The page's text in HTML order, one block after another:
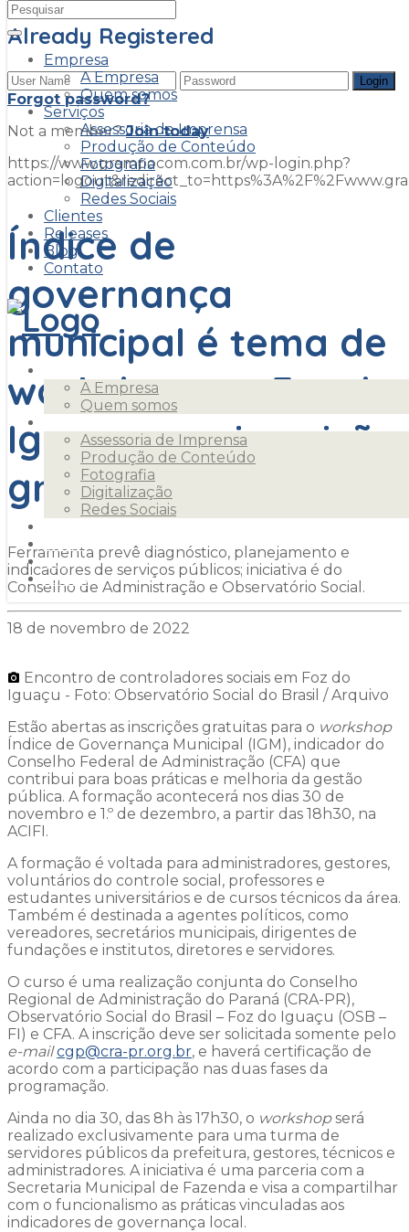
Empresa
A Empresa
Quem somos
Serviços
Assessoria de Imprensa
Produção de Conteúdo
Fotografia
Digitalização
Redes Sociais
Clientes
Releases
Blog
Contato
A Empresa
Quem somos
Assessoria de Imprensa
Produção de Conteúdo
Fotografia
Digitalização
Redes Sociais
Releases
Blog
Contato
Already Registered
Forgot password?
Not a member?Join today
https://www.grampocom.com.br/wp-login.php?
Índice de
governança
municipal é tema de
workshop em Foz do
Iguaçu com inscrição
gratuita
Ferramenta prevê diagnóstico, planejamento e
indicadores de serviços públicos; iniciativa é do
Conselho de Administração e Observatório Social.
18 de novembro de 2022
Encontro de controladores sociais em Foz do
Iguaçu - Foto: Observatório Social do Brasil / Arquivo
Estão abertas as inscrições gratuitas para o workshop
Índice de Governança Municipal (IGM), indicador do
Conselho Federal de Administração (CFA) que
contribui para boas práticas e melhoria da gestão
pública. A formação acontecerá nos dias 30 de
novembro e 1.º de dezembro, a partir das 18h30, na
ACIFI.
A formação é voltada para administradores, gestores,
voluntários do controle social, professores e
estudantes universitários e de cursos técnicos da área.
Também é destinada a agentes políticos, como
vereadores, secretários municipais, dirigentes de
fundações e institutos, diretores e servidores.
O curso é uma realização conjunta do Conselho
Regional de Administração do Paraná (CRA-PR),
Observatório Social do Brasil – Foz do Iguaçu (OSB –
FI) e CFA. A inscrição deve ser solicitada somente pelo
e-mail cgp@cra-pr.org.br, e haverá certificação de
acordo com a participação nas duas fases da
programação.
Ainda no dia 30, das 8h às 17h30, o workshopserá
realizado exclusivamente para uma turma de
servidores públicos da prefeitura, gestores, técnicos e
administradores. A iniciativa é uma parceria com a
Secretaria Municipal de Fazenda e visa a compartilhar
com o funcionalismo as práticas vinculadas aos
indicadores de governança local.